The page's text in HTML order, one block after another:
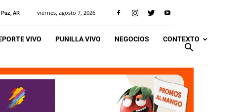
AR viernes, agosto 7, 2026
VIVO PUNILLA VIVO NEGOCIOS CONTEXTO